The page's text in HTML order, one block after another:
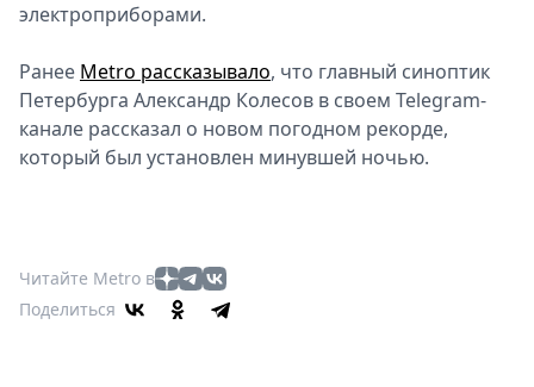
электроприборами.
Ранее Metro рассказывало, что главный синоптик
Петербурга Александр Колесов в своем Telegram-
канале рассказал о новом погодном рекорде,
который был установлен минувшей ночью.
Читайте Metro в
Поделиться